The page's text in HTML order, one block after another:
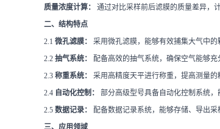
质量浓度计算：
通过对比采样前后滤膜的质量差异，
二、结构特点
2.1 微孔滤膜：
采用微孔滤膜，能够有效捕集大气中的
2.2 抽气系统：
配备高效的抽气系统，确保空气能够充
2.3 称重系统：
采用高精度天平进行称重，提高测量的
2.4 自动化控制：
部分高级型号具备自动化控制系统，
2.5 数据记录：
配备数据记录系统，能够存储、导出采
三、应用领域